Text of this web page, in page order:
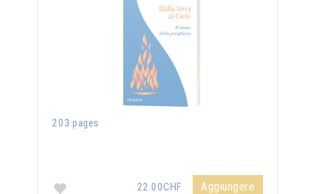
203 pages
22.00CHF Aggiungere